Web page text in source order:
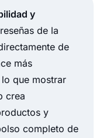
y
de la
de
más
que mostrar
crea
y
completo de